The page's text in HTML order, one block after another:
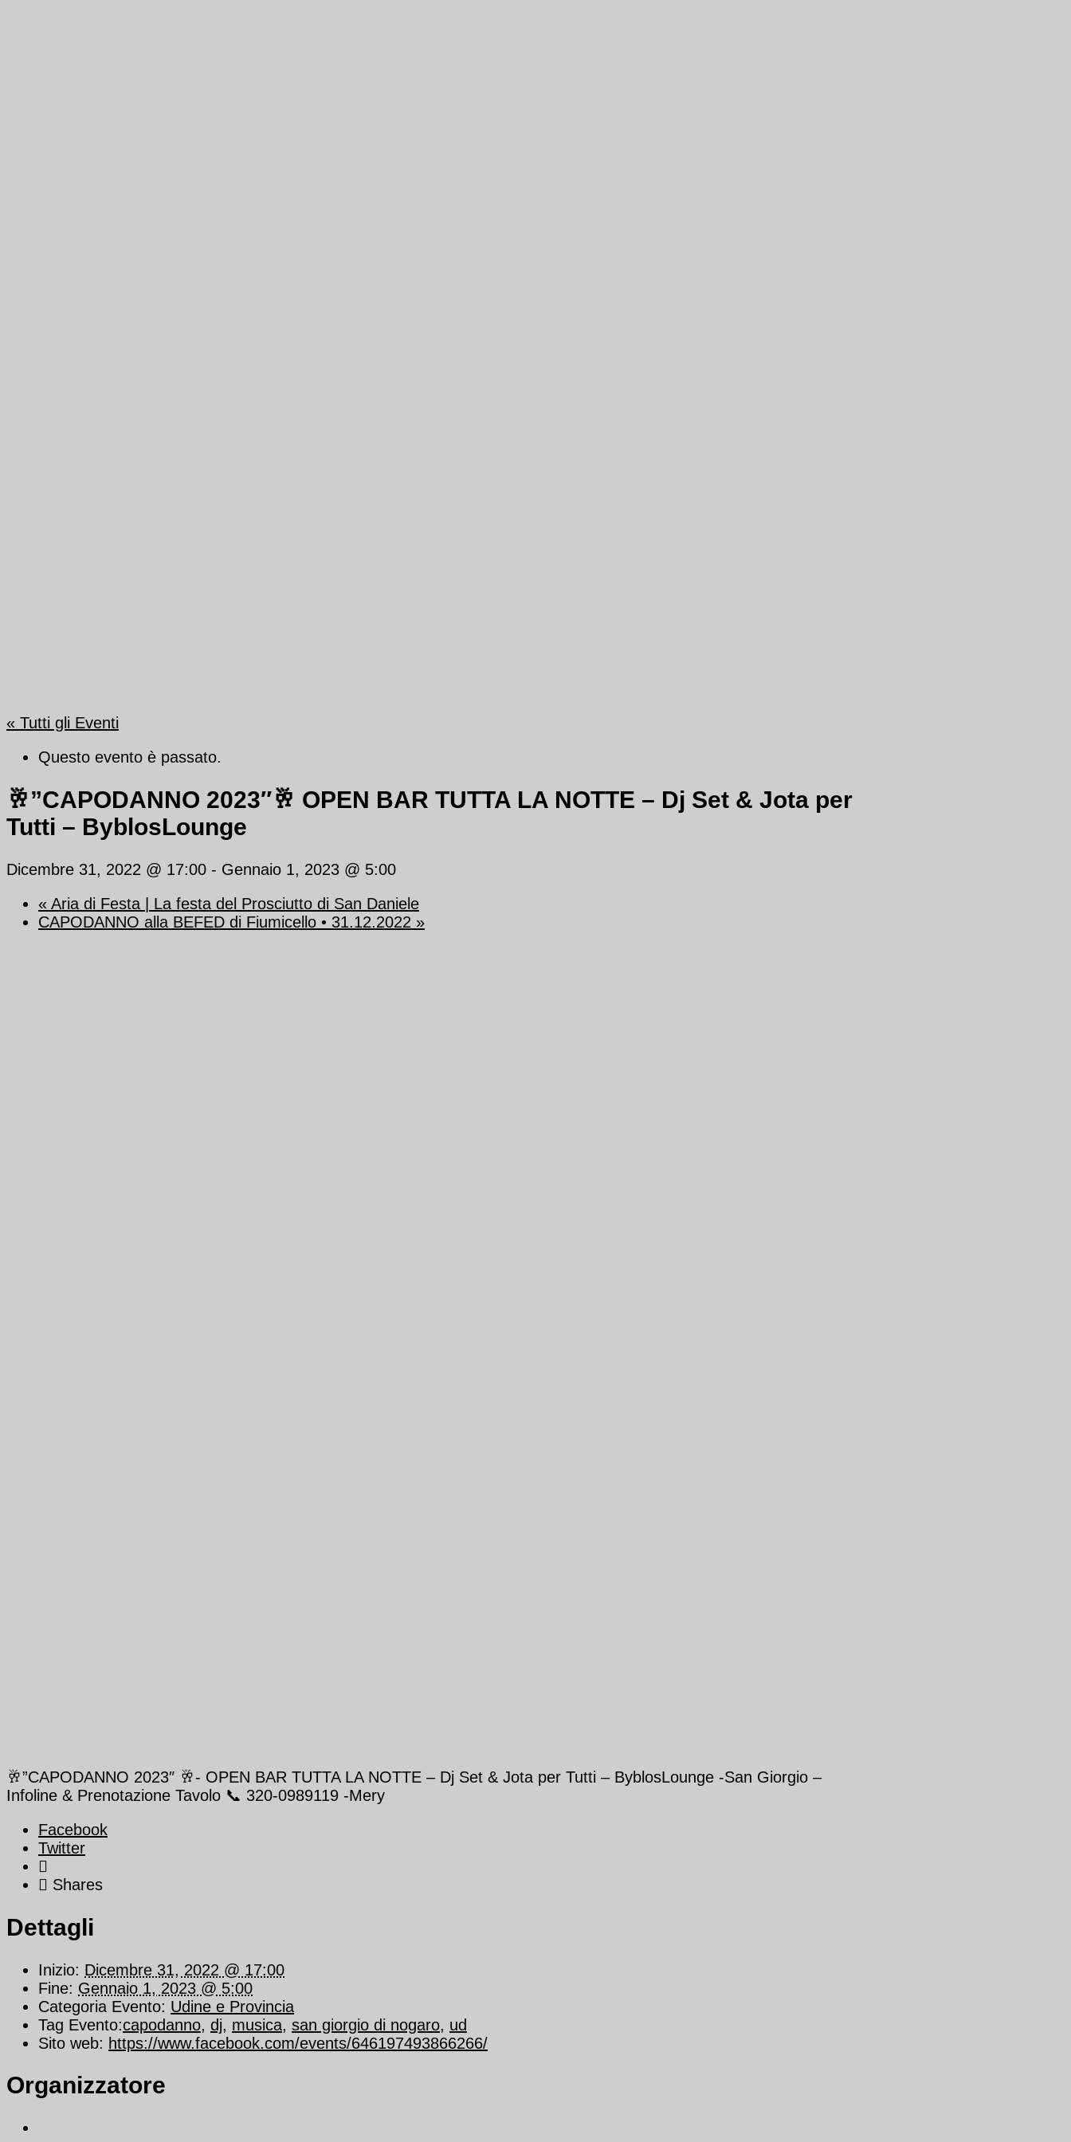
« Tutti gli Eventi
Questo evento è passato.
🥂”CAPODANNO 2023″🥂 OPEN BAR TUTTA LA NOTTE – Dj Set & Jota per
Tutti – ByblosLounge
Dicembre 31, 2022 @ 17:00 - Gennaio 1, 2023 @ 5:00
« Aria di Festa | La festa del Prosciutto di San Daniele
CAPODANNO alla BEFED di Fiumicello • 31.12.2022 »
🥂”CAPODANNO 2023″ 🥂- OPEN BAR TUTTA LA NOTTE – Dj Set & Jota per Tutti – ByblosLounge -San Giorgio –
Infoline & Prenotazione Tavolo 📞 320-0989119 -Mery
Facebook
Twitter
Shares
Dettagli
Inizio: Dicembre 31, 2022 @ 17:00
Fine: Gennaio 1, 2023 @ 5:00
Categoria Evento: Udine e Provincia
Tag Evento:capodanno, dj, musica, san giorgio di nogaro, ud
Sito web: https://www.facebook.com/events/646197493866266/
Organizzatore